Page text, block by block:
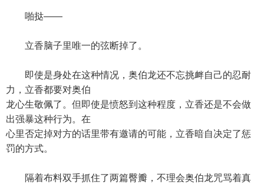
啪挞——
立香脑子里唯一的弦断掉了。
即使是身处在这种情况，奥伯龙还不忘挑衅自己的忍耐
力，立香都要对奥伯
龙心生敬佩了。但即使是愤怒到这种程度，立香还是不会做
出强暴这种行为。在
心里否定掉对方的话里带有邀请的可能，立香暗自决定了惩
罚的方式。
隔着布料双手抓住了两篇臀瓣，不理会奥伯龙咒骂着真